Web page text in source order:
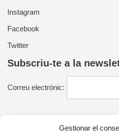
Gestionar el
Instagram
Facebook
Twitter
Subscriu-te a la
Correu electrònic: